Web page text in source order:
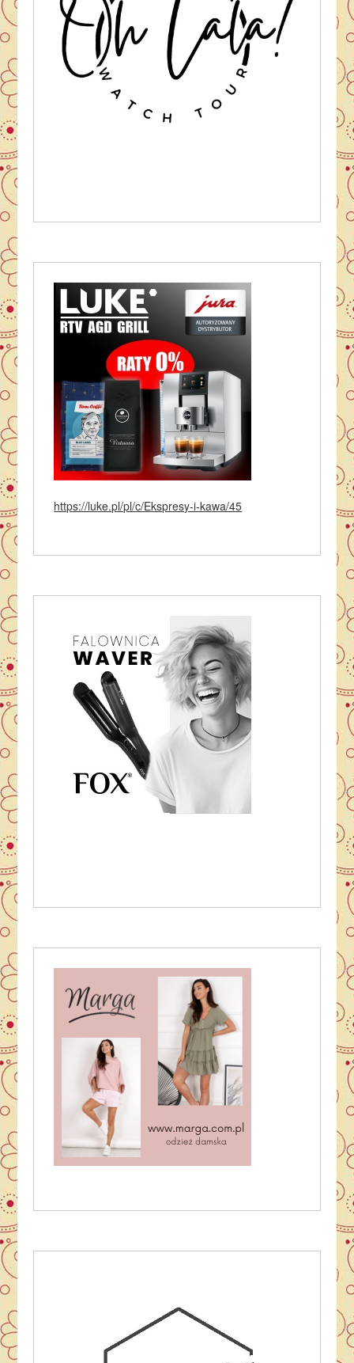
https://luke.pl/pl/c/Ekspresy-i-kawa/45